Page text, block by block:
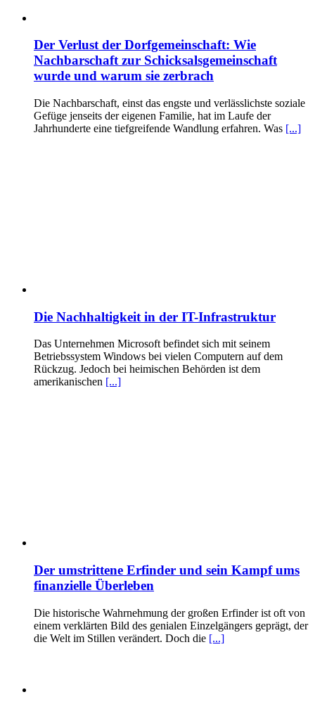
Der Verlust der Dorfgemeinschaft: Wie
Nachbarschaft zur Schicksalsgemeinschaft
wurde und warum sie zerbrach
Die Nachbarschaft, einst das engste und verlässlichste soziale
Gefüge jenseits der eigenen Familie, hat im Laufe der
Jahrhunderte eine tiefgreifende Wandlung erfahren. Was [...]
Die Nachhaltigkeit in der IT-Infrastruktur
Das Unternehmen Microsoft befindet sich mit seinem
Betriebssystem Windows bei vielen Computern auf dem
Rückzug. Jedoch bei heimischen Behörden ist dem
amerikanischen [...]
Der umstrittene Erfinder und sein Kampf ums
finanzielle Überleben
Die historische Wahrnehmung der großen Erfinder ist oft von
einem verklärten Bild des genialen Einzelgängers geprägt, der
die Welt im Stillen verändert. Doch die [...]